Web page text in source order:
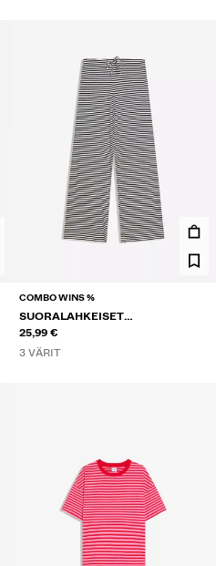
COMBO WINS %
SUORALAHKEISET
RAITAHOUSUT PRINTTIKUOSILLA
25,99 €
3 VÄRIT